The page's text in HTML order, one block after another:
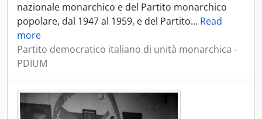
nazionale monarchico e del Partito monarchico
popolare, dal 1947 al 1959, e del Partito… Read
more
Partito democratico italiano di unità monarchica -
PDIUM